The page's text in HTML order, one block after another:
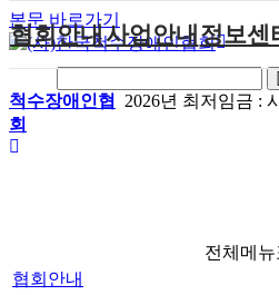
본문 바로가기
2026년 최저임금 :
척수장애인협
회
협회안내
인사말
찾아오시는길
사업안내
단체지원사업
정보센
장애계소
전체메뉴
협회안내